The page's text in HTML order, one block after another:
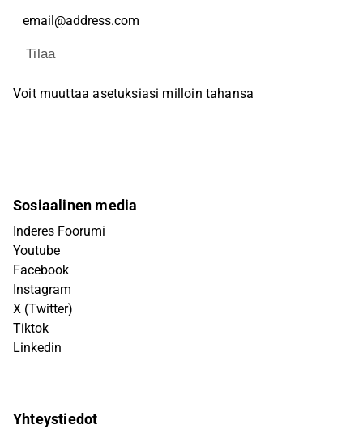
Tilaa
Voit muuttaa asetuksiasi milloin tahansa
Sosiaalinen media
Inderes Foorumi
Youtube
Facebook
Instagram
X (Twitter)
Tiktok
Linkedin
Yhteystiedot